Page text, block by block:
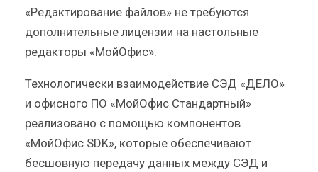
«Редактирование файлов» не требуются
дополнительные лицензии на настольные
редакторы «МойОфис».
Технологически взаимодействие СЭД «ДЕЛО»
и офисного ПО «МойОфис Стандартный»
реализовано с помощью компонентов
«МойОфис SDK», которые обеспечивают
бесшовную передачу данных между СЭД и